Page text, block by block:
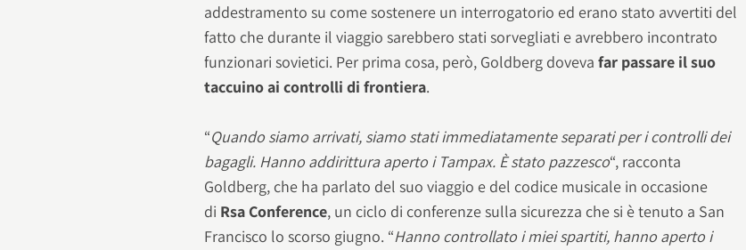
addestramento su come sostenere un interrogatorio ed erano stato avvertiti del
fatto che durante il viaggio sarebbero stati sorvegliati e avrebbero incontrato
funzionari sovietici. Per prima cosa, però, Goldberg dovevafar passare il suo
taccuino ai controlli di frontiera.
“Quando siamo arrivati, siamo stati immediatamente separati per i controlli dei
bagagli. Hanno addirittura aperto i Tampax. È stato pazzesco“, racconta
Goldberg, che ha parlato del suo viaggio e del codice musicale in occasione
di Rsa Conference, un ciclo di conferenze sulla sicurezza che si è tenuto a San
Francisco lo scorso giugno. “Hanno controllato i miei spartiti, hanno aperto i